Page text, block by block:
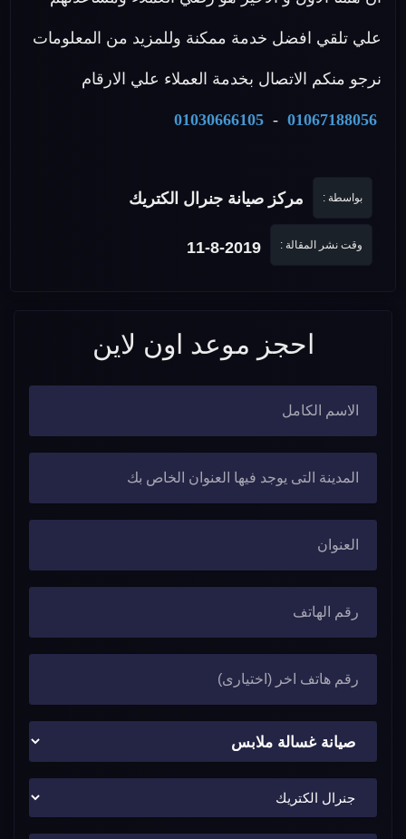
علي تلقي افضل خدمة ممكنة وللمزيد من المعلومات
نرجو منكم الاتصال بخدمة العملاء علي الارقام
01067188056
-
01030666105
بواسطة : مركز صيانة جنرال الكتريك
وقت نشر المقالة : 11-8-2019
احجز موعد اون لاين